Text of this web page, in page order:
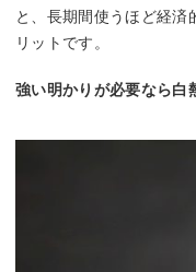
と、長期間使うほど経済
リットです。
強い明かりが必要なら白